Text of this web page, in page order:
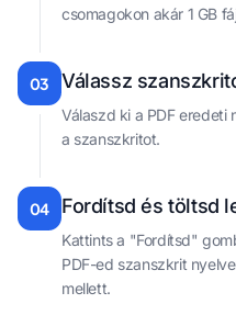
csomagokon akár 1 GB
03 Válassz
Válaszd ki a PDF eredeti
a szanszkritot.
04 Fordítsd és töltsd
Kattints a "Fordítsd"
PDF-ed szanszkrit
mellett.